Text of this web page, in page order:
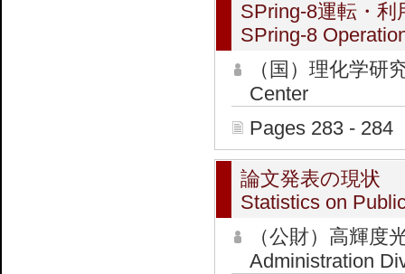
SPring-8運転・利
SPring-8
（国）理化学
Center
Pages 283 - 284
論文発表の現状
Statistics on
（公財）高輝
Administration